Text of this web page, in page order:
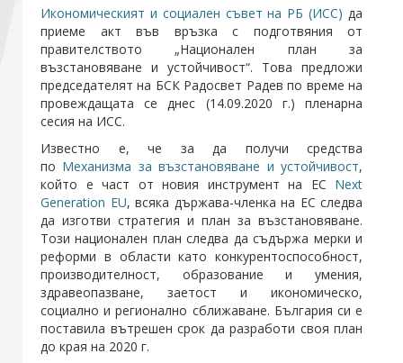
Абонирайте се!
Икономическият и социален съвет на РБ (ИСС) да
приеме акт във връзка с подготвяния от
правителството „Национален план за
възстановяване и устойчивост“. Това предложи
председателят на БСК Радосвет Радев по време на
провеждащата се днес (14.09.2020 г.) пленарна
сесия на ИСС.
Известно е, че за да получи средства
по Механизма за възстановяване и устойчивост,
който е част от новия инструмент на ЕС Next
Generation EU, всяка държава-членка на ЕС следва
да изготви стратегия и план за възстановяване.
Този национален план следва да съдържа мерки и
реформи в области като конкурентоспособност,
производителност, образование и умения,
здравеопазване, заетост и икономическо,
социално и регионално сближаване. България си е
поставила вътрешен срок да разработи своя план
до края на 2020 г.